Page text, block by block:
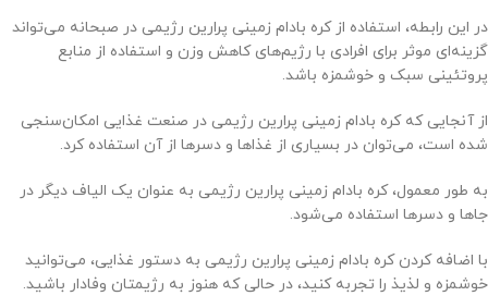
در این رابطه، استفاده از کره بادام زمینی پرارین رژیمی در صبحانه می‌تواند
گزینه‌ای موثر برای افرادی با رژیم‌های کاهش وزن و استفاده از منابع
پروتئینی سبک و خوشمزه باشد.
از آنجایی که کره بادام زمینی پرارین رژیمی در صنعت غذایی امکان‌سنجی
شده است، می‌توان در بسیاری از غذاها و دسرها از آن استفاده کرد.
به طور معمول، کره بادام زمینی پرارین رژیمی به عنوان یک الیاف دیگر در
جاها و دسرها استفاده می‌شود.
با اضافه کردن کره بادام زمینی پرارین رژیمی به دستور غذایی، می‌توانید
خوشمزه و لذیذ را تجربه کنید، در حالی که هنوز به رژیمتان وفادار باشید.